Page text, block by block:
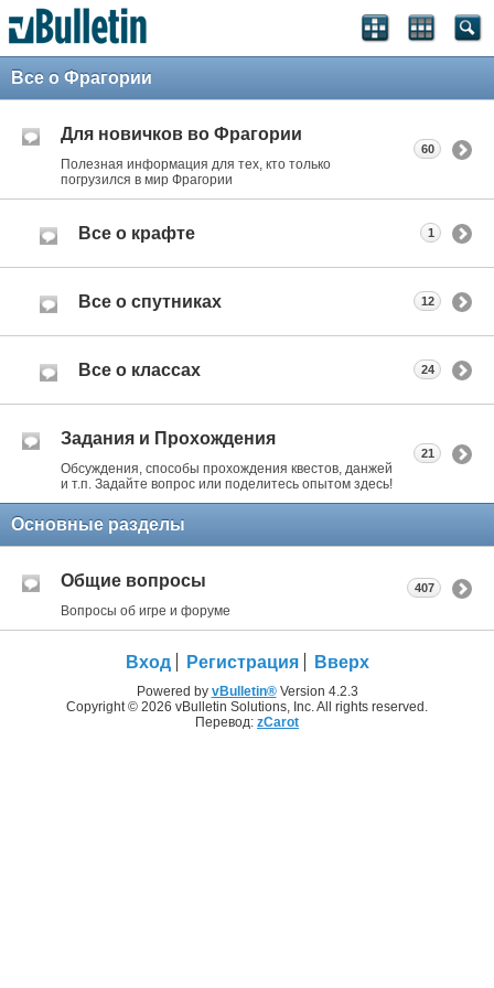
Все о Фрагории
Для новичков во Фрагории
Полезная информация для тех, кто только
погрузился в мир Фрагории
60
Все о крафте 1
Все о спутниках 12
Все о классах 24
Задания и Прохождения
Обсуждения, способы прохождения квестов, данжей
и т.п. Задайте вопрос или поделитесь опытом здесь!
21
Основные разделы
Общие вопросы
Вопросы об игре и форуме
407
Вход Регистрация Вверх
Powered by vBulletin®Version 4.2.3
Copyright © 2026 vBulletin Solutions, Inc. All rights reserved.
Перевод: zCarot